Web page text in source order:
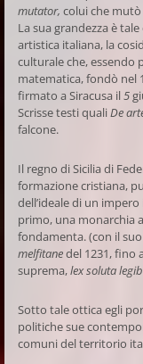
mutator, colui che
La sua grandezza è
artistica italiana, la
culturale che, essendo
matematica, fondò nel
firmato a Siracusa il5
Scrisse testi qualiDe
falcone.
Il regno di Sicilia di
formazione cristiana,
dell’ideale di un
primo, una monarchia
fondamenta. (con il suo
melfitanedel 1231, fino
suprema,lex soluta
Sotto tale ottica egli
politiche sue
comuni del territorio